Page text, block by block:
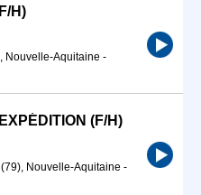
H)
Nouvelle-Aquitaine -
(F/H)
Nouvelle-Aquitaine -